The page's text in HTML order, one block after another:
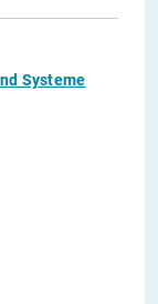
Systeme